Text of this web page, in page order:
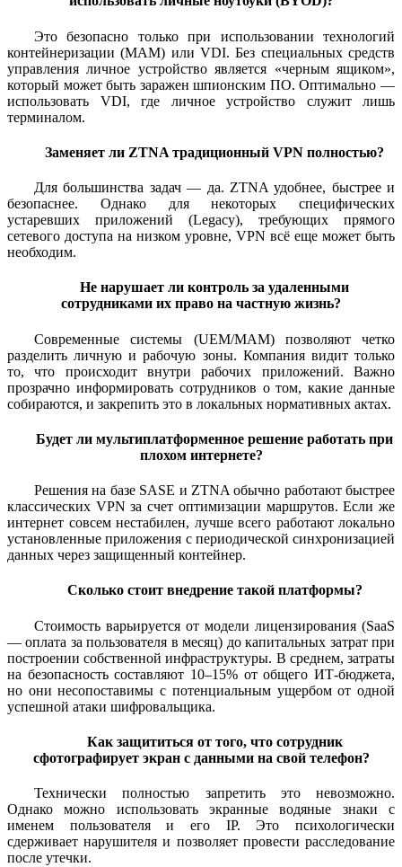
Это безопасно только при использовании технологий
контейнеризации (MAM) или VDI. Без специальных средств
управления личное устройство является «черным ящиком»,
который может быть заражен шпионским ПО. Оптимально —
использовать VDI, где личное устройство служит лишь
терминалом.
Заменяет ли ZTNA традиционный VPN полностью?
Для большинства задач — да. ZTNA удобнее, быстрее и
безопаснее. Однако для некоторых специфических
устаревших приложений (Legacy), требующих прямого
сетевого доступа на низком уровне, VPN всё еще может быть
необходим.
Не нарушает ли контроль за удаленными
сотрудниками их право на частную жизнь?
Современные системы (UEM/MAM) позволяют четко
разделить личную и рабочую зоны. Компания видит только
то, что происходит внутри рабочих приложений. Важно
прозрачно информировать сотрудников о том, какие данные
собираются, и закрепить это в локальных нормативных актах.
Будет ли мультиплатформенное решение работать при
плохом интернете?
Решения на базе SASE и ZTNA обычно работают быстрее
классических VPN за счет оптимизации маршрутов. Если же
интернет совсем нестабилен, лучше всего работают локально
установленные приложения с периодической синхронизацией
данных через защищенный контейнер.
Сколько стоит внедрение такой платформы?
Стоимость варьируется от модели лицензирования (SaaS
— оплата за пользователя в месяц) до капитальных затрат при
построении собственной инфраструктуры. В среднем, затраты
на безопасность составляют 10–15% от общего ИТ-бюджета,
но они несопоставимы с потенциальным ущербом от одной
успешной атаки шифровальщика.
Как защититься от того, что сотрудник
сфотографирует экран с данными на свой телефон?
Технически полностью запретить это невозможно.
Однако можно использовать экранные водяные знаки с
именем пользователя и его IP. Это психологически
сдерживает нарушителя и позволяет провести расследование
после утечки.